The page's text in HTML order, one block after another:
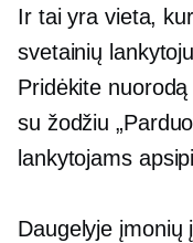
Ir tai yra vieta,
svetainių
Pridėkite
su žodžiu
lankytojams
Daugelyje įmonių